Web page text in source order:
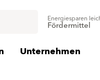
Energiesparen
Fördermittel
Unternehmen